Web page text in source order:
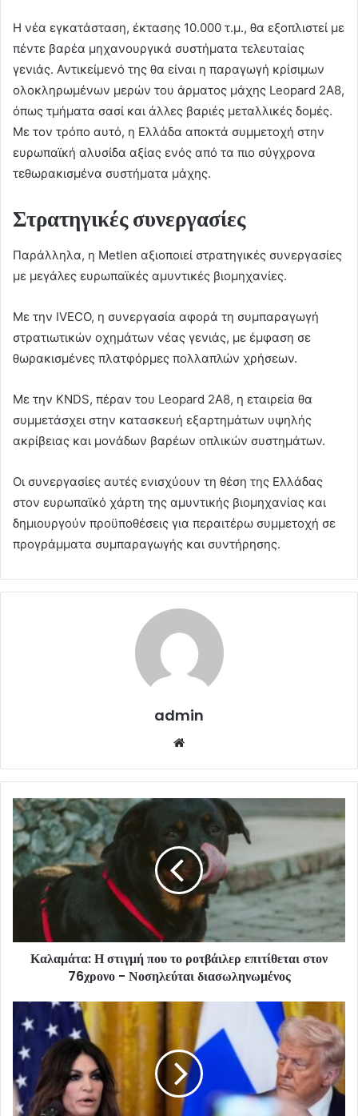
Η νέα εγκατάσταση, έκτασης 10.000 τ.μ., θα εξοπλιστεί με
πέντε βαρέα μηχανουργικά συστήματα τελευταίας
γενιάς. Αντικείμενό της θα είναι η παραγωγή κρίσιμων
ολοκληρωμένων μερών του άρματος μάχης Leopard 2A8,
όπως τμήματα σασί και άλλες βαριές μεταλλικές δομές.
Με τον τρόπο αυτό, η Ελλάδα αποκτά συμμετοχή στην
ευρωπαϊκή αλυσίδα αξίας ενός από τα πιο σύγχρονα
τεθωρακισμένα συστήματα μάχης.
Στρατηγικές συνεργασίες
Παράλληλα, η Metlen αξιοποιεί στρατηγικές συνεργασίες
με μεγάλες ευρωπαϊκές αμυντικές βιομηχανίες.
Με την IVECO, η συνεργασία αφορά τη συμπαραγωγή
στρατιωτικών οχημάτων νέας γενιάς, με έμφαση σε
θωρακισμένες πλατφόρμες πολλαπλών χρήσεων.
Με την KNDS, πέραν του Leopard 2A8, η εταιρεία θα
συμμετάσχει στην κατασκευή εξαρτημάτων υψηλής
ακρίβειας και μονάδων βαρέων οπλικών συστημάτων.
Οι συνεργασίες αυτές ενισχύουν τη θέση της Ελλάδας
στον ευρωπαϊκό χάρτη της αμυντικής βιομηχανίας και
δημιουργούν προϋποθέσεις για περαιτέρω συμμετοχή σε
προγράμματα συμπαραγωγής και συντήρησης.
admin
Καλαμάτα: Η στιγμή που το ροτβάιλερ επιτίθεται στον
76χρονο - Νοσηλεύται διασωληνωμένος